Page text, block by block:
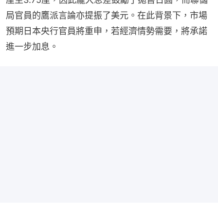
局官員的鷹派言論亦提振了美元。在此背景下，市場
預期日本央行官員將重申，若經濟情勢需要，將承諾
進一步加息。